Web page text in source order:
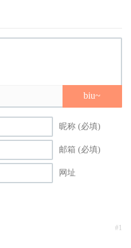
biu~
昵称 (必填)
邮箱 (必填)
网址
#1